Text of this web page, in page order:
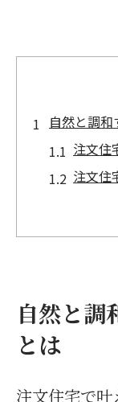
自然と調
注文住
注文住
四季
家族の理想
子育て
自然と調
とは
注文住宅で